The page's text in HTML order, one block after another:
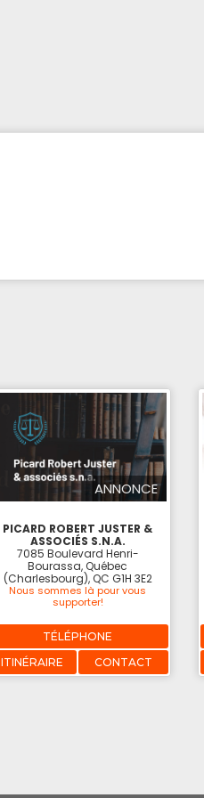
ANNONCE
PICARD ROBERT JUSTER &
ASSOCIÉS S.N.A.
7085 Boulevard Henri-
Bourassa, Québec
(Charlesbourg), QC G1H 3E2
Nous sommes là pour vous
supporter!
TÉLÉPHONE
ITINÉRAIRE
CONTACT